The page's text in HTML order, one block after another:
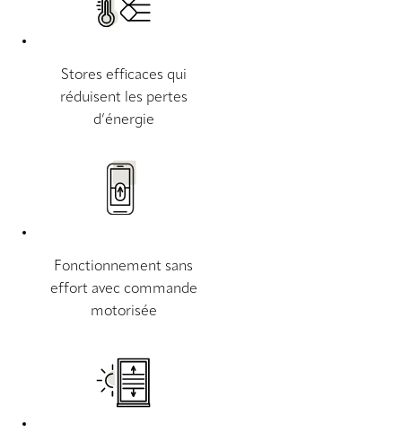
Stores efficaces qui
réduisent les pertes
d’énergie
Fonctionnement sans
effort avec commande
motorisée